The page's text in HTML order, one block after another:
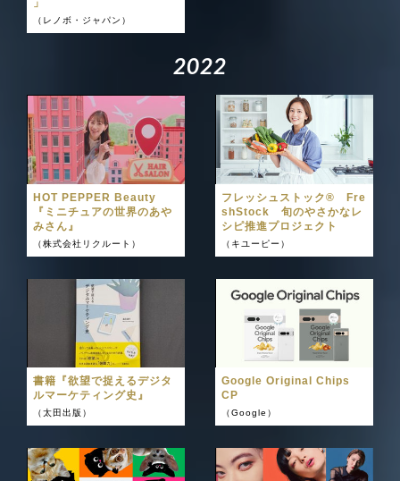
」
（レノボ・ジャパン）
2022
HOT PEPPER Beauty
『ミニチュアの世界のあや
みさん』
（株式会社リクルート）
フレッシュストック®︎ Fre
shStock 旬のやさかなレ
シピ推進プロジェクト
（キユーピー）
書籍『欲望で捉えるデジタ
ルマーケティング史』
（太田出版）
Google Original Chips
CP
（Google）